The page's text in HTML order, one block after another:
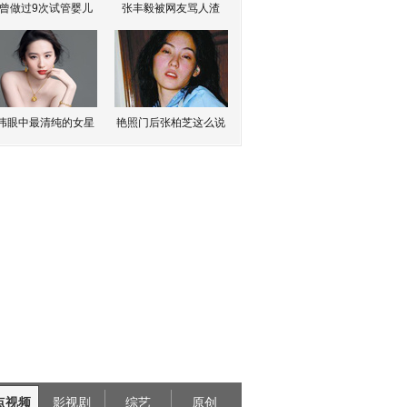
做过9次试管婴儿 张丰毅被网友骂人渣
眼中最清纯的女星 艳照门后张柏芝这么说
视频 影视剧 综艺 原创